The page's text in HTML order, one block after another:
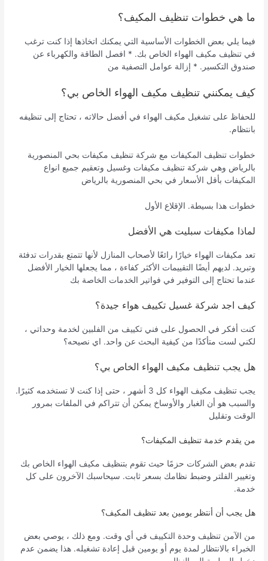
ما هي خطوات تنظيف المكيف؟
فيما يلي بعض الخطوات الأساسية التي يمكنك اتخاذها إذا كنت ترغب
في تنظيف مكيف الهواء الخاص بك. * افصل الطاقة والكهرباء عن
صندوق التكسير. * إزالة عوامل التصفية من
كيف يمكنني تنظيف مكيف الهواء الخاص بي؟
للحفاظ على تشغيل مكيف الهواء في أفضل حالاته ، تحتاج إلى تنظيفه
بانتظام.
خطوات تنظيف المكيفات مع شركة تنظيف مكيفات بحي المنصورية
بالرياض وهي شركة تنظيف مكيفات وغسيل وتعقيم جميع انواع
المكيفات بأقل الأسعار في بحي المنصورية بالرياض
خطوات هذا بسيطة. الإقلاع الأول
لماذا مكيفات سبليت هي الأفضل
تعد مكيفات الهواء خيارًا رائعًا لأصحاب المنازل لأنها تتمتع بقدرات تدفئة
وتبريد. لديهم أيضًا التقييمات الأكثر كفاءة ، مما يجعلها الخيار الأفضل
عندما تحتاج إلى التوفير في فواتير الخدمات الخاصة بك
كيف اجد شركة غسيل تكييف هواء جيدة؟
كنت أفكر في الحصول على فني تكييف من الفلبين لخدمة وحداتي ،
لكني لست متأكدًا من كيفية البحث عن واحد. اي نصيحه؟
هل يجب تنظيف مكيف الهواء الخاص بي؟
يجب تنظيف مكيف الهواء كل 3 أشهر ، حتى إذا كنت لا تستخدمه كثيرًا.
والسبب هو أن الغبار والأوساخ يمكن أن تتراكم في الملفات بمرور
الوقت وتقليل
من يقدم خدمة تنظيف المكيفات؟
تقدم بعض الشركات حزمًا حيث تقوم بتنظيف مكيف الهواء الخاص بك
وتغيير الفلتر وضبط نظامك بسعر ثابت. سيحاسبك الآخرون على كل
خدمة.
هل يجب أن أنتظر يومين بعد تنظيف المكيف؟
من الآمن تنظيف وحدة التكييف في أي وقت. ومع ذلك ، يوصي بعض
الخبراء بالانتظار لمدة يوم أو يومين قبل إعادة تشغيله. هذا يضمن عدم